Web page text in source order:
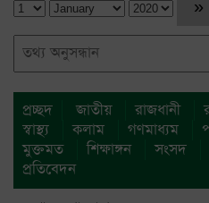
প্রচ্ছদ জাতীয় রাজধানী
স্বাস্থ্য
কলাম গণমাধ্যম
মুক্তমত
শিক্ষাঙ্গন সংসদ
প্রতিবেদন